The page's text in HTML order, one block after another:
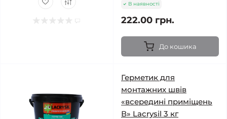
В наявності
222.00 грн.
До кошика
Герметик для
монтажних швів
«всередині приміщень
В» Lacrysil 3 кг